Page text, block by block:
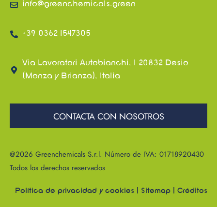
info@greenchemicals.green
+39 0362 1547305
Via Lavoratori Autobianchi, 1 20832 Desio
(Monza y Brianza), Italia
CONTACTA CON NOSOTROS
@2026 Greenchemicals S.r.l. Número de IVA: 01718920430
Todos los derechos reservados
Política de privacidad y cookies Sitemap Créditos